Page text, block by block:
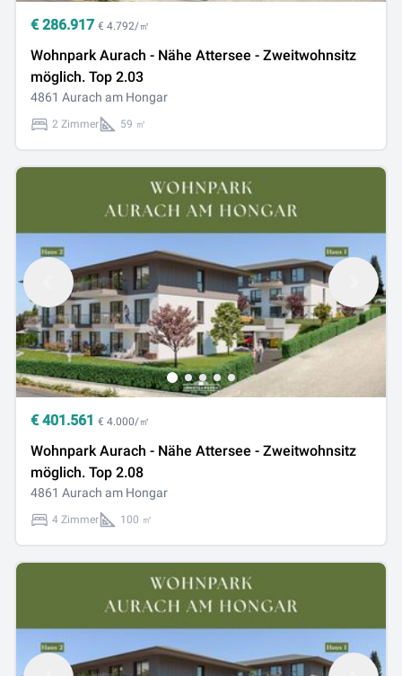
€ 286.917 € 4.792/㎡
Wohnpark Aurach - Nähe Attersee - Zweitwohnsitz
möglich. Top 2.03
4861 Aurach am Hongar
2 Zimmer 59 ㎡
€ 401.561 € 4.000/㎡
Wohnpark Aurach - Nähe Attersee - Zweitwohnsitz
möglich. Top 2.08
4861 Aurach am Hongar
4 Zimmer 100 ㎡